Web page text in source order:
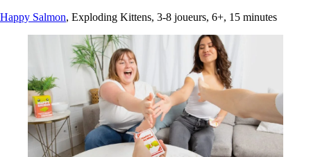
Happy Salmon, Exploding Kittens, 3-8 joueurs, 6+, 15 minutes